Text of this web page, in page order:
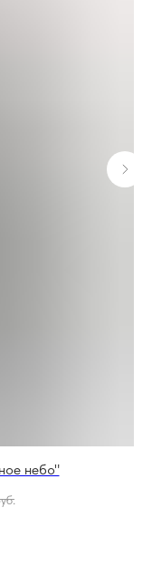
небо"